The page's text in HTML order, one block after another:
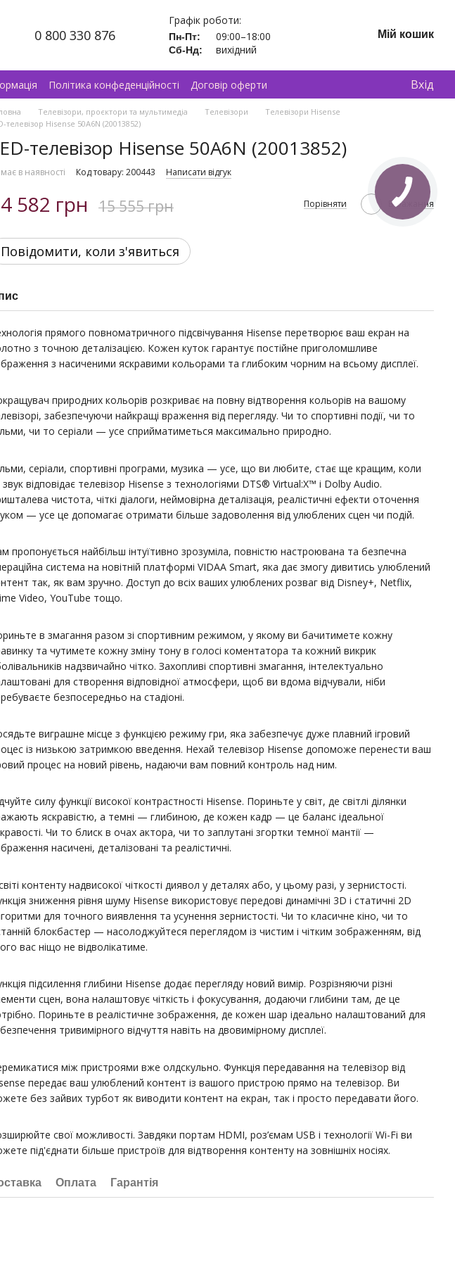
0 800 330 876
Графік роботи:
Пн-Пт: 09:00–18:00
Сб-Нд: вихідний
Мій кошик
Політика конфеденційності
Договір оферти
Вхід
Телевізори, проєктори та мультимедіа Телевізори
Телевізори Hisense
телевізор Hisense 50A6N (20013852)
телевізор Hisense 50A6N (20013852)
в наявності Код товару: 200443 Написати відгук
582 грн 15 555 грн Порівняти В бажання
Повідомити, коли з'явиться
прямого повноматричного підсвічування Hisense перетворює ваш екран на
з точною деталізацією. Кожен куток гарантує постійне приголомшливе
з насиченими яскравими кольорами та глибоким чорним на всьому дисплеї.
природних кольорів розкриває на повну відтворення кольорів на вашому
забезпечуючи найкращі враження від перегляду. Чи то спортивні події, чи то
чи то серіали — усе сприйматиметься максимально природно.
серіали, спортивні програми, музика — усе, що ви любите, стає ще кращим, коли
звук відповідає телевізор Hisense з технологіями DTS® Virtual:X™ і Dolby Audio.
чистота, чіткі діалоги, неймовірна деталізація, реалістичні ефекти оточення
— усе це допомагає отримати більше задоволення від улюблених сцен чи подій.
пропонується найбільш інтуїтивно зрозуміла, повністю настроювана та безпечна
система на новітній платформі VIDAA Smart, яка дає змогу дивитись улюблений
так, як вам зручно. Доступ до всіх ваших улюблених розваг від Disney+, Netflix,
Video, YouTube тощо.
в змагання разом зі спортивним режимом, у якому ви бачитимете кожну
та чутимете кожну зміну тону в голосі коментатора та кожний викрик
надзвичайно чітко. Захопливі спортивні змагання, інтелектуально
для створення відповідної атмосфери, щоб ви вдома відчували, ніби
безпосередньо на стадіоні.
виграшне місце з функцією режиму гри, яка забезпечує дуже плавний ігровий
із низькою затримкою введення. Нехай телевізор Hisense допоможе перенести ваш
процес на новий рівень, надаючи вам повний контроль над ним.
силу функції високої контрастності Hisense. Пориньте у світ, де світлі ділянки
яскравістю, а темні — глибиною, де кожен кадр — це баланс ідеальної
Чи то блиск в очах актора, чи то заплутані згортки темної мантії —
насичені, деталізовані та реалістичні.
контенту надвисокої чіткості диявол у деталях або, у цьому разі, у зернистості.
зниження рівня шуму Hisense використовує передові динамічні 3D і статичні 2D
для точного виявлення та усунення зернистості. Чи то класичне кіно, чи то
блокбастер — насолоджуйтеся переглядом із чистим і чітким зображенням, від
вас ніщо не відволікатиме.
підсилення глибини Hisense додає перегляду новий вимір. Розрізняючи різні
сцен, вона налаштовує чіткість і фокусування, додаючи глибини там, де це
Пориньте в реалістичне зображення, де кожен шар ідеально налаштований для
тривимірного відчуття навіть на двовимірному дисплеї.
між пристроями вже олдскульно. Функція передавання на телевізор від
передає ваш улюблений контент із вашого пристрою прямо на телевізор. Ви
без зайвих турбот як виводити контент на екран, так і просто передавати його.
свої можливості. Завдяки портам HDMI, роз’ємам USB і технології Wi-Fi ви
під'єднати більше пристроїв для відтворення контенту на зовнішніх носіях.
Оплата Гарантія